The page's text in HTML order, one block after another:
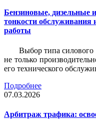
Бензиновые, дизельные
тонкости обслуживания
работы
Выбор типа силового
не только
его технического
Подробнее
07.03.2026
Арбитраж трафика: